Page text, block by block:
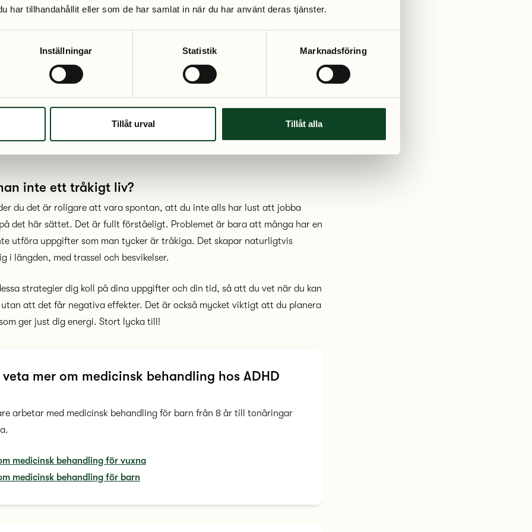
har tillhandahållit eller som de har samlat in när du har använt deras tjänster.
Inställningar Statistik Marknadsföring
Tillåt urval Tillåt alla
utför på att göra-listan och kalendern.
till kalendern kan du sätta larm i din mobiltelefon. Det kan exempelvis
vet att du är en person som lätt blir absorberad av en uppgift och glömmer
nästa.
smarta appar som kan hjälpa dig med överblick och struktur i
inte ett tråkigt liv?
du det är roligare att vara spontan, att du inte alls har lust att jobba
det här sättet. Det är fullt förståeligt. Problemet är bara att många har en
utföra uppgifter som man tycker är tråkiga. Det skapar naturligtvis
i längden, med trassel och besvikelser.
strategier dig koll på dina uppgifter och din tid, så att du vet när du kan
att det får negativa effekter. Det är också mycket viktigt att du planera
ger just dig energi. Stort lycka till!
mer om medicinsk behandling hos ADHD
arbetar med medicinsk behandling för barn från 8 år till tonåringar
medicinsk behandling för vuxna
medicinsk behandling för barn